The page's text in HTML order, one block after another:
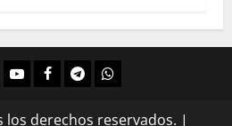
derechos reservados. |